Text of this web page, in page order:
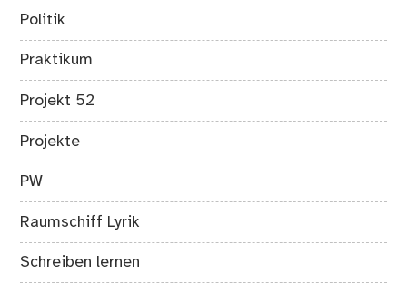
Politik
Praktikum
Projekt 52
Projekte
PW
Raumschiff Lyrik
Schreiben lernen